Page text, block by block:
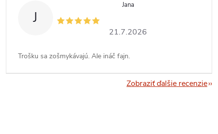
J
Jana
21.7.2026
Trošku sa zošmykávajú. Ale ináč fajn.
Zobraziť ďalšie recenzie